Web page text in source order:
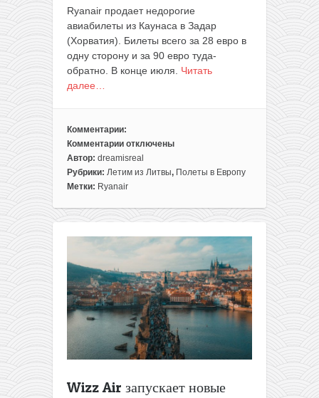
Ryanair продает недорогие
авиабилеты из Каунаса в Задар
(Хорватия). Билеты всего за 28 евро в
одну сторону и за 90 евро туда-
обратно. В конце июля. Читать
далее…
Комментарии:
Комментарии
к
записи
Лето:
Литвы
море
Хорватию
всего
за
28€
одну
сторону
отключены
Автор: dreamisreal
Рубрики: Летим из Литвы, Полеты в Европу
Метки: Ryanair
Wizz Air запускает новые